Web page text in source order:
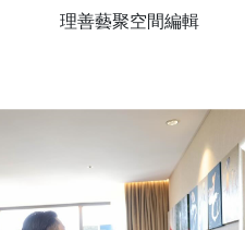
理善藝聚空間編輯